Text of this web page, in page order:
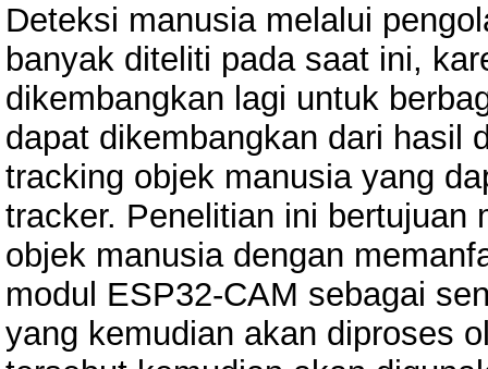
Deteksi manusia melalui
banyak diteliti pada saat ini,
dikembangkan lagi untuk
dapat dikembangkan dari hasil
tracking objek manusia yang
tracker. Penelitian ini bertujuan
objek manusia dengan
modul ESP32-CAM sebagai
yang kemudian akan diproses